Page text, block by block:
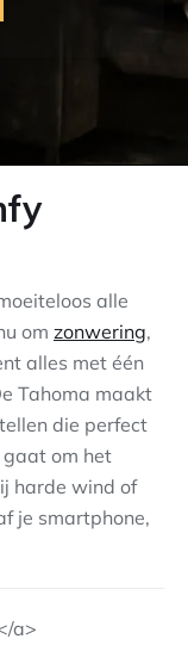
Contact
alle
om zonwering,
alles met één
Tahoma maakt
die perfect
gaat om het
harde wind of
je smartphone,
a>